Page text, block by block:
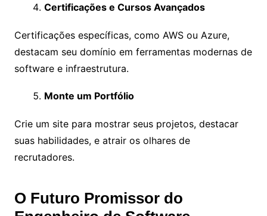
Certificações e Cursos Avançados
Certificações específicas, como AWS ou Azure,
destacam seu domínio em ferramentas modernas de
software e infraestrutura.
Monte um Portfólio
Crie um site para mostrar seus projetos, destacar
suas habilidades, e atrair os olhares de
recrutadores.
O Futuro Promissor do